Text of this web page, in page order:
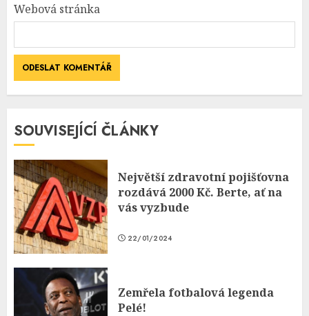
Webová stránka
SOUVISEJÍCÍ ČLÁNKY
Největší zdravotní pojišťovna
rozdává 2000 Kč. Berte, ať na
vás vyzbude
22/01/2024
Zemřela fotbalová legenda
Pelé!